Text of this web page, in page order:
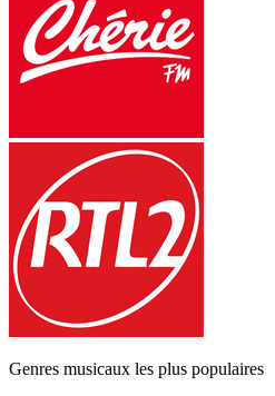
Genres musicaux les plus populaires